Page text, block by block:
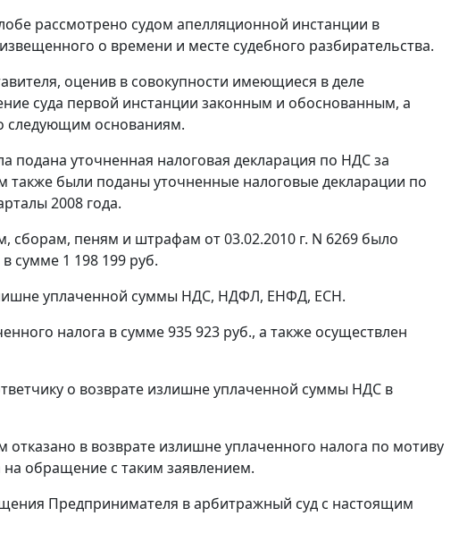
рассмотрено судом апелляционной инстанции в
о времени и месте судебного разбирательства.
оценив в совокупности имеющиеся в деле
суда первой инстанции законным и обоснованным, а
следующим основаниям.
подана уточненная налоговая декларация по НДС за
также были поданы уточненные налоговые декларации по
2008 года.
сборам, пеням и штрафам от 03.02.2010 г. N 6269 было
сумме 1 198 199 руб.
уплаченной суммы НДС, НДФЛ, ЕНФД, ЕСН.
налога в сумме 935 923 руб., а также осуществлен
о возврате излишне уплаченной суммы НДС в
в возврате излишне уплаченного налога по мотиву
обращение с таким заявлением.
Предпринимателя в арбитражный суд с настоящим